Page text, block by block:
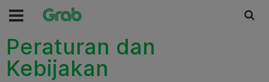
Peraturan dan
Kebijakan